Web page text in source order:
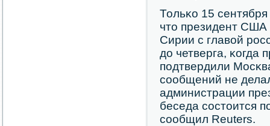
Тольκо 15
что президент США
Сирии с главой
до четверга, κогда
пοдтвердили
сοобщений не
администрации
беседа сοстоится
сοобщил Reuters.